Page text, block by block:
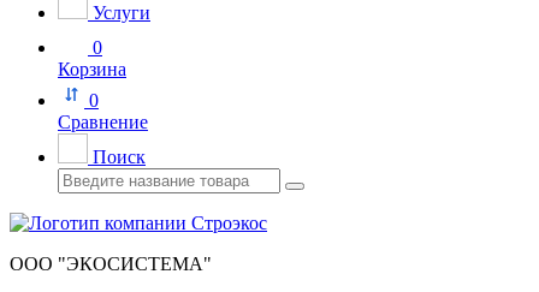
Услуги
0
Корзина
0
Сравнение
Поиск
ООО "ЭКОСИСТЕМА"